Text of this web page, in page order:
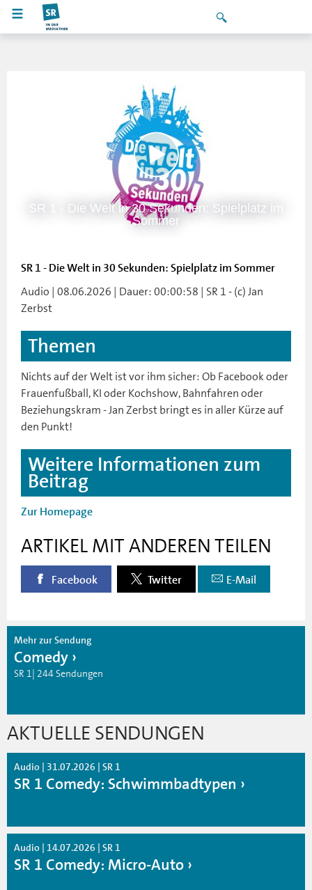
SR 1 - Die Welt in 30 Sekunden: Spielplatz im
Sommer
SR 1 - Die Welt in 30 Sekunden: Spielplatz im Sommer
Audio | 08.06.2026 | Dauer: 00:00:58 | SR 1 - (c) Jan
Zerbst
Themen
Nichts auf der Welt ist vor ihm sicher: Ob Facebook oder
Frauenfußball, KI oder Kochshow, Bahnfahren oder
Beziehungskram - Jan Zerbst bringt es in aller Kürze auf
den Punkt!
Weitere Informationen zum
Beitrag
Zur Homepage
ARTIKEL MIT ANDEREN TEILEN
Facebook Twitter E-Mail
Mehr zur Sendung
Comedy
SR 1| 244 Sendungen
AKTUELLE SENDUNGEN
Audio | 31.07.2026 | SR 1
SR 1 Comedy: Schwimmbadtypen
Audio | 14.07.2026 | SR 1
SR 1 Comedy: Micro-Auto